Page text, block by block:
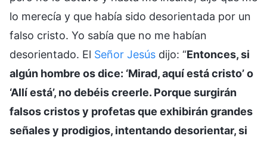
lo merecía y que había sido desorientada por un
falso cristo. Yo sabía que no me habían
desorientado. El Señor Jesús dijo: “Entonces, si
algún hombre os dice: ‘Mirad, aquí está cristo’ o
‘Allí está’, no debéis creerle. Porque surgirán
falsos cristos y profetas que exhibirán grandes
señales y prodigios, intentando desorientar, si